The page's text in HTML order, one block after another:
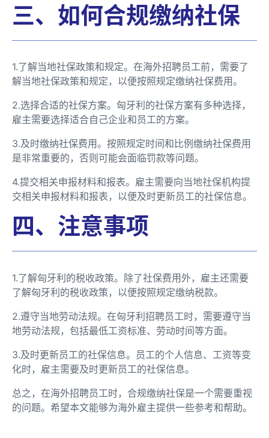
三、如何合规缴纳社保
1.了解当地社保政策和规定。在海外招聘员工前，需要了
解当地社保政策和规定，以便按照规定缴纳社保费用。
2.选择合适的社保方案。匈牙利的社保方案有多种选择，
雇主需要选择适合自己企业和员工的方案。
3.及时缴纳社保费用。按照规定时间和比例缴纳社保费用
是非常重要的，否则可能会面临罚款等问题。
4.提交相关申报材料和报表。雇主需要向当地社保机构提
交相关申报材料和报表，以便及时更新员工的社保信息。
四、注意事项
1.了解匈牙利的税收政策。除了社保费用外，雇主还需要
了解匈牙利的税收政策，以便按照规定缴纳税款。
2.遵守当地劳动法规。在匈牙利招聘员工时，需要遵守当
地劳动法规，包括最低工资标准、劳动时间等方面。
3.及时更新员工的社保信息。员工的个人信息、工资等变
化时，雇主需要及时更新员工的社保信息。
总之，在海外招聘员工时，合规缴纳社保是一个需要重视
的问题。希望本文能够为海外雇主提供一些参考和帮助。